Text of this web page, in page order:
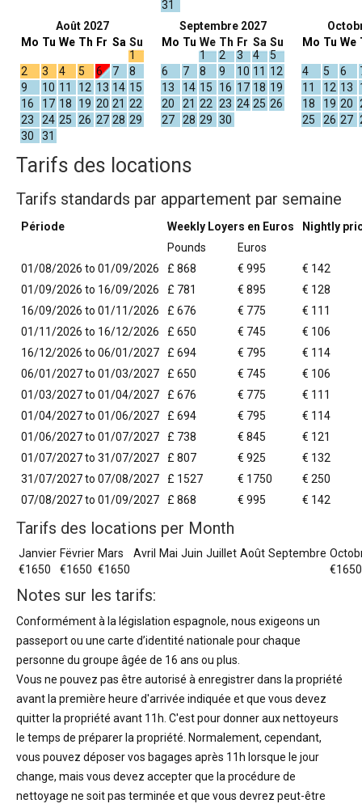
31
Août 2027
Mo Tu We Th Fr Sa Su
1
2
3 4 5 6 7
8
9
10 11 12 13 14 15
16
17 18 19 20 21 22
23
24 25 26 27 28 29
30
31
Septembre 2027
Mo Tu We
1
Th
2
Fr
3
Sa
4
Su
5
6
7 8 9 10 11 12
13
14 15 16 17 18 19
20
21 22 23 24 25 26
27
28 29 30
Mo Tu We
4 5 6
11
12 13
18
19 20
25
26 27
Tarifs des locations
Tarifs standards par appartement par semaine
Période Weekly Loyers en Euros
Nightly
Pounds
Euros
01/08/2026 to 01/09/2026
£ 868 € 995
€ 142
01/09/2026 to 16/09/2026
£ 781 € 895
€ 128
16/09/2026 to 01/11/2026
£ 676 € 775
€ 111
01/11/2026 to 16/12/2026
£ 650 € 745
€ 106
16/12/2026 to 06/01/2027
£ 694 € 795
€ 114
06/01/2027 to 01/03/2027
£ 650 € 745
€ 106
01/03/2027 to 01/04/2027
£ 676 € 775
€ 111
01/04/2027 to 01/06/2027
£ 694 € 795
€ 114
01/06/2027 to 01/07/2027
£ 738 € 845
€ 121
01/07/2027 to 31/07/2027
£ 807 € 925
€ 132
31/07/2027 to 07/08/2027
£ 1527 € 1750
€ 250
07/08/2027 to 01/09/2027
£ 868 € 995 € 142
Tarifs des locations per Month
Janvier Fëvrier Mars Avril Mai Juin Juillet Août Septembre
€1650
€1650 €1650 €1650
Notes sur les tarifs:
Conformément à la législation espagnole, nous exigeons un
passeport ou une carte d’identité nationale pour chaque
personne du groupe âgée de 16 ans ou plus.
Vous ne pouvez pas être autorisé à enregistrer dans la propriété
avant la première heure d'arrivée indiquée et que vous devez
quitter la propriété avant 11h. C'est pour donner aux nettoyeurs
le temps de préparer la propriété. Normalement, cependant,
vous pouvez déposer vos bagages après 11h lorsque le jour
change, mais vous devez accepter que la procédure de
nettoyage ne soit pas terminée et que vous devrez peut-être